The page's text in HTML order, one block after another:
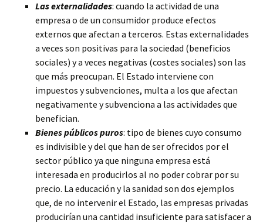
Las externalidades: cuando la actividad de una
empresa o de un consumidor produce efectos
externos que afectan a terceros. Estas externalidades
a veces son positivas para la sociedad (beneficios
sociales) y a veces negativas (costes sociales) son las
que más preocupan. El Estado interviene con
impuestos y subvenciones, multa a los que afectan
negativamente y subvenciona a las actividades que
benefician.
Bienes públicos puros: tipo de bienes cuyo consumo
es indivisible y del que han de ser ofrecidos por el
sector público ya que ninguna empresa está
interesada en producirlos al no poder cobrar por su
precio. La educación y la sanidad son dos ejemplos
que, de no intervenir el Estado, las empresas privadas
producirían una cantidad insuficiente para satisfacer a